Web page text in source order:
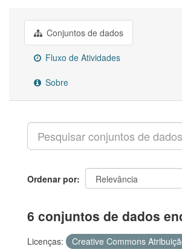
Conjuntos de dados
Fluxo de Atividades
Sobre
Ordenar por
6 conjuntos de dados
Licenças:
Creative Commons